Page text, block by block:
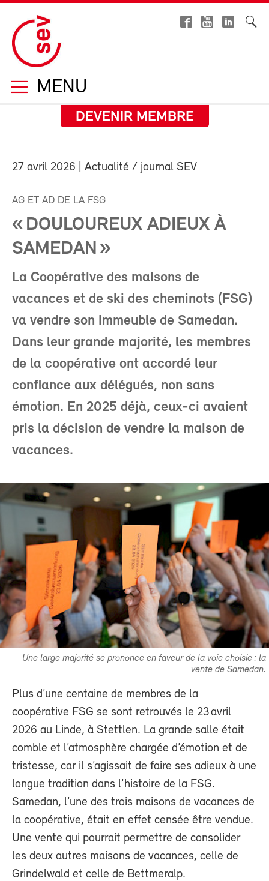
MENU
DEVENIR MEMBRE
27 avril 2026 | Actualité / journal SEV
AG ET AD DE LA FSG
« DOULOUREUX ADIEUX À
SAMEDAN »
La Coopérative des maisons de
vacances et de ski des cheminots (FSG)
va vendre son immeuble de Samedan.
Dans leur grande majorité, les membres
de la coopérative ont accordé leur
confiance aux délégués, non sans
émotion. En 2025 déjà, ceux-ci avaient
pris la décision de vendre la maison de
vacances.
Une large majorité se prononce en faveur de la voie choisie : la
vente de Samedan.
Plus d’une centaine de membres de la
coopérative FSG se sont retrouvés le 23 avril
2026 au Linde, à Stettlen. La grande salle était
comble et l’atmosphère chargée d’émotion et de
tristesse, car il s’agissait de faire ses adieux à une
longue tradition dans l’histoire de la FSG.
Samedan, l’une des trois maisons de vacances de
la coopérative, était en effet censée être vendue.
Une vente qui pourrait permettre de consolider
les deux autres maisons de vacances, celle de
Grindelwald et celle de Bettmeralp.